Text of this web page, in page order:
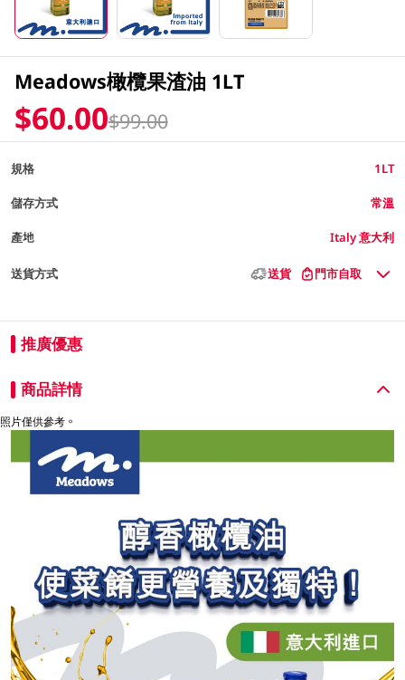
Meadows橄欖果渣油 1LT
$60.00$99.00
規格 1LT
儲存方式 常溫
產地 Italy 意大利
送貨方式 送貨 門市自取
推廣優惠
商品詳情
照片僅供參考。